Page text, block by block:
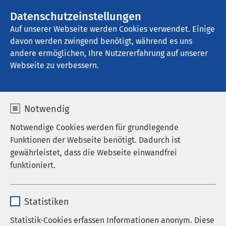
Datenschutzeinstellungen
Auf unserer Webseite werden Cookies verwendet. Einige
davon werden zwingend benötigt, während es uns
andere ermöglichen, Ihre Nutzererfahrung auf unserer
Webseite zu verbessern.
Notwendig
Notwendige Cookies werden für grundlegende
Funktionen der Webseite benötigt. Dadurch ist
gewährleistet, dass die Webseite einwandfrei
funktioniert.
Anbieter sgalinski
Statistiken
Statistik-Cookies erfassen Informationen anonym. Diese
Startseite der AMEOS Gruppe
Aktuelles
Unternehmensblog